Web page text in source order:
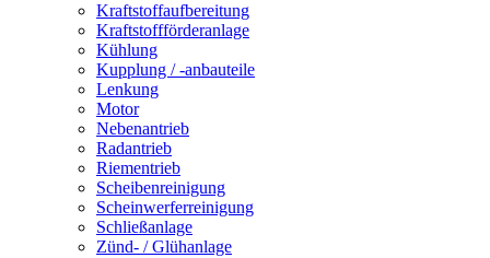
Kraftstoffaufbereitung
Kraftstoffförderanlage
Kühlung
Kupplung / -anbauteile
Lenkung
Motor
Nebenantrieb
Radantrieb
Riementrieb
Scheibenreinigung
Scheinwerferreinigung
Schließanlage
Zünd- / Glühanlage